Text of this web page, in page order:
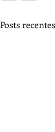
Posts recentes